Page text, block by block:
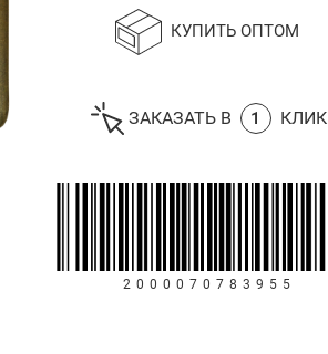
КУПИТЬ ОПТОМ
ЗАКАЗАТЬ В 1 КЛИК
2000070783955